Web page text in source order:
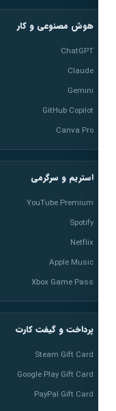
هوش مصنوعی و کار
ChatGPT
Claude
Gemini
GitHub Copilot
Canva Pro
استریم و سرگرمی
YouTube Premium
Spotify
Netflix
Apple Music
Xbox Game Pass
پرداخت و گیفت کارت
Steam Gift Card
Google Play Gift Card
PayPal Gift Card